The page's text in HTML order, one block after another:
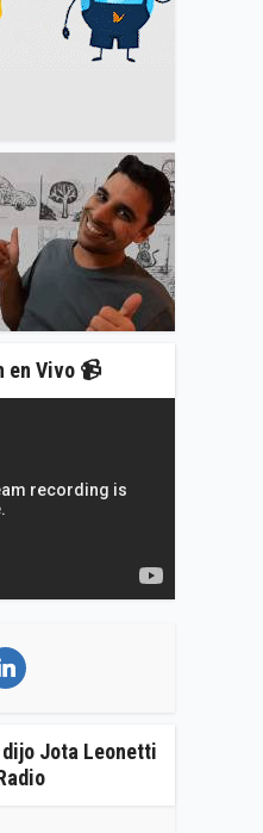
en Vivo 📹
Jota Leonetti